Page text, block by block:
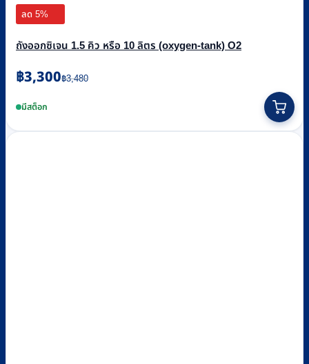
ลด 5%
ถังออกซิเจน 1.5 คิว หรือ 10 ลิตร (oxygen-tank) O2
฿3,480
Original
price
was:
฿3,300
Current
price
is:มีสต็อก